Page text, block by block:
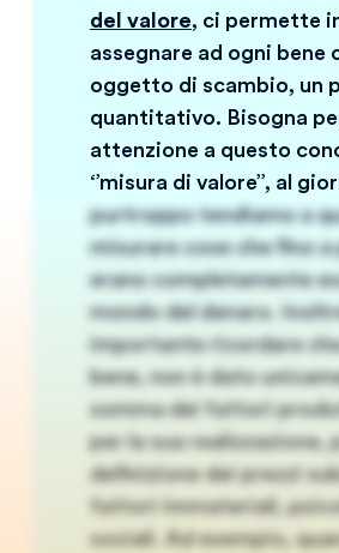
del valore, ci permette
assegnare ad ogni bene
oggetto di scambio, un
quantitativo. Bisogna
attenzione a questo
‘’misura di valore’’, al
purtroppo tendiamo a
misurare cose che fino
erano completamente
mondo del denaro.
importante ricordare
bene, non è dato
somma dei fattori
per la sua realizzazione,
definizione dei prezzi
fattori immateriali,
sociali. Ad esempio,